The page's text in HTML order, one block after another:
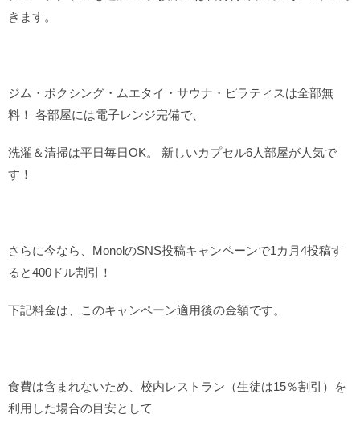
きます。
ジム・ボクシング・ムエタイ・サウナ・ピラティスは全部無
料！ 各部屋には電子レンジ完備で、
洗濯＆清掃は平日毎日OK。 新しいカプセル6人部屋が人気で
す！
さらに今なら、MonolのSNS投稿キャンペーンで1カ月4投稿す
ると400ドル割引！
下記料金は、このキャンペーン適用後の金額です。
食費は含まれないため、校内レストラン（生徒は15％割引）を
利用した場合の目安として